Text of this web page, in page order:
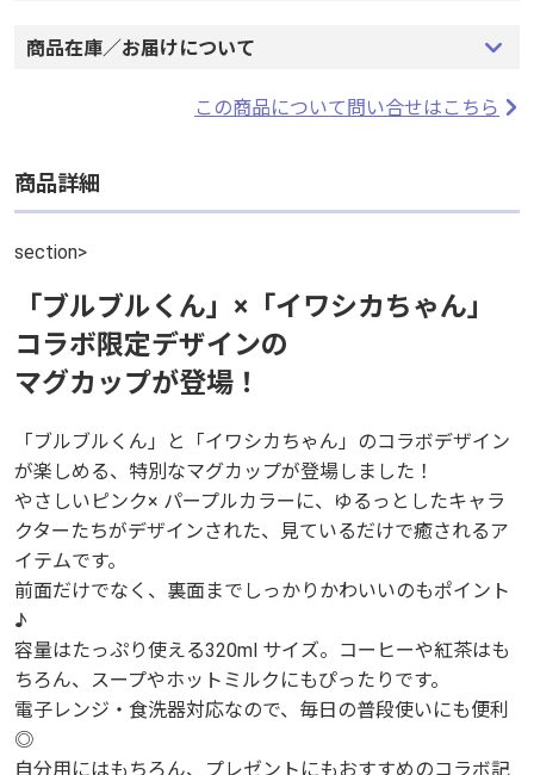
商品在庫／お届けについて
この商品について問い合せはこちら
商品詳細
section>
「ブルブルくん」×「イワシカちゃん」
コラボ限定デザインの
マグカップが登場！
「ブルブルくん」と「イワシカちゃん」のコラボデザイン
が楽しめる、特別なマグカップが登場しました！
やさしいピンク× パープルカラーに、ゆるっとしたキャラ
クターたちがデザインされた、見ているだけで癒されるア
イテムです。
前面だけでなく、裏面までしっかりかわいいのもポイント
♪
容量はたっぷり使える320ml サイズ。コーヒーや紅茶はも
ちろん、スープやホットミルクにもぴったりです。
電子レンジ・食洗器対応なので、毎日の普段使いにも便利
◎
自分用にはもちろん、プレゼントにもおすすめのコラボ記